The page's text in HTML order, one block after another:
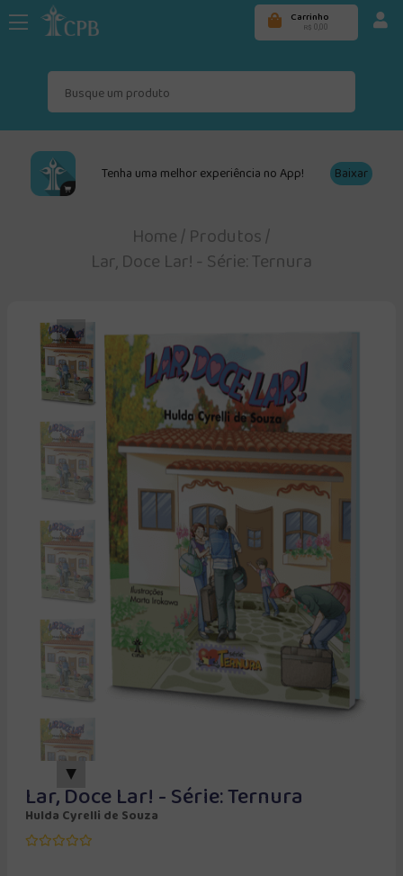
Carrinho
R$ 0,00
Tenha uma melhor experiência no App! Baixar
Home/Produtos/
Lar, Doce Lar! - Série: Ternura
▲
▲
Lar, Doce Lar! - Série: Ternura
Hulda Cyrelli de Souza